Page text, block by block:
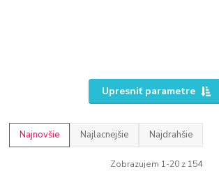
Upresniť parametre
Najnovšie Najlacnejšie Najdrahšie
Zobrazujem 1-20 z 154